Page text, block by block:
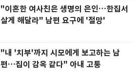
"이혼한 여사친은 생명의 은인…한집서
살게 해달라" 남편 요구에 '절망'
"내 '치부'까지 시모에게 보고하는 남
편…집이 감옥 같다" 아내 고통